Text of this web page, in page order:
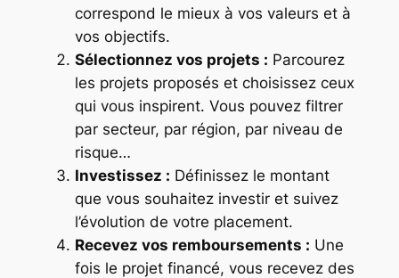
correspond le mieux à vos valeurs et à
vos objectifs.
Sélectionnez vos projets : Parcourez
les projets proposés et choisissez ceux
qui vous inspirent. Vous pouvez filtrer
par secteur, par région, par niveau de
risque…
Investissez : Définissez le montant
que vous souhaitez investir et suivez
l’évolution de votre placement.
Recevez vos remboursements : Une
fois le projet financé, vous recevez des